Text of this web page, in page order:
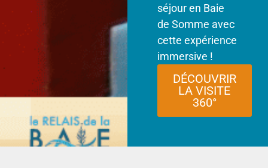
séjour en Baie
de Somme avec
cette expérience
immersive !
DÉCOUVRIR
LA VISITE
360°